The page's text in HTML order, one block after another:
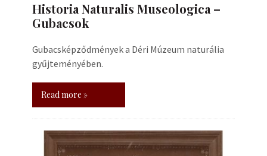
Historia Naturalis Museologica –
Gubacsok
Gubacsképződmények a Déri Múzeum naturália
gyűjteményében.
Read more »